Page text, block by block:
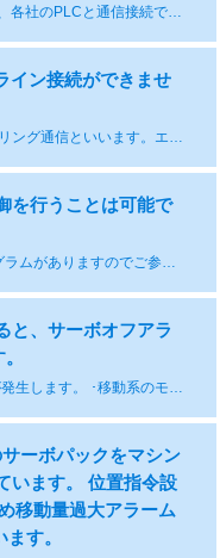
MP2000はEthernet通信を装備しており、各社のPLCと通信接続できます。詳細はEthernet接続ガイド(e-メカに掲載)に記載していますので参照ください。1)CPU搭載のEthernet通信を使用する場合(MP2400/MP2300S/MP2310/CPU-03/CPU-04) 2つの通信方式が選択できます。 ･メッセージ通信 :通信関数を使用(マスタ/スレーブ)します。1局のみ「自動受信」が可能です。 ･IOメッセージ通信:サイクリック通信(マスタ)で、通信関数は不要です。R/Wの2ポートを使用します。 両方式とも各社PLCに対応した通信プロトコルが選択できます。 ･安川電機、MPシリーズ:拡張メモバス ･三菱電機、Qシリーズ :MELSEC(A互換1E)またはMELSEC(QnA互換3E) 注)三菱側Ethernetの動作設定は「RUN中書き込みを許可する」にします。 注)EthernetがQシリーズ内蔵CPUタイプ(Q03UDVCPU)の場合はオープン方式を"MCプロトコル"に設定します。 ･オムロン :OMRON(FINS) ･キーエンス :MELSEC(QnA互換3E) ･横河電機 :MODBUS/TCP ･その他PLC:無手順2)Ethernet通信モジュール(218IF-02)を使用する場合。 メッセージ通信を使用します。(「自動受信」はなし) IOメッセージ通信は使用できません。3)Ethernet通信モジュール(218IF-01)を使用する場合。 メッセージ通信を使用します。MELSEC(QnA互換3E)、OMRON(FINS)は使用できません。 IOメッセージ通信は使用できません。4)PLC以外との接続 ･PCとの接続については、通信マニュアルを参照ください。 ･タッチパネルとの接続はPLCと同様の方法で接続できます。(自動受信が使用できます。)注)データサイズについて プロトコルにより、通信データサイズは変わります。通信マニュアルを参照ください。
イン接続ができませ
MPE720とMP2000の通信をエンジニアリング通信といいます。エンジニアリング通信では、IP番号の設定のみで通信できます。1)接続にあたって、下記を確認ください。･LANケーブルはクロスケーブルを使用しているか。 コントローラとPCを直接接続する場合はクロスケーブルを使用します(注)。 間にHUBを入れる場合は、クロスケーブル/ストレートケーブルどちらも使用可能です。･WINDOWS-7の場合、インターネットプロトコルはVer.4を選択。･パソコンのIP番号は正しく設定されているか。 IPアドレス :192.168. 1. ***(***は1以外の任意の番号) サブネットマスク:255.255.255. 0注)LANポートによってはストレートケーブルも使用できます。2)上記を確認後、セルフコンフィグレーションを実行してください。 通信設定の通信ポートを上記で設定したIPアドレスを選択してオンライン接続してください。
を行うことは可能で
可能です。 マニュアルにサンプルプログラムがありますのでご参照ください。 ■MP2000シリーズの場合 付録B.3(モーションプログラムで速度制御を行う) https://www.e-mechatronics.com/download/manual/download.html?qCategory=%E3%82%B3%E3%83%B3%E3%83%88%E3%83%AD%E3%83%BC%E3%83%A9&qLang=en&qTarget=731 ■MP3000シリーズの場合 付録B.3(モーションプログラムで速度制御を行う) https://www.e-mechatronics.com/download/manual/download.html?qCategory=%E3%82%B3%E3%83%B3%E3%83%88%E3%83%AD%E3%83%BC%E3%83%A9&qLang=en&qTarget=1174
と、サーボオフアラ
下記の場合、「サーボオフ」アラームが発生します。 ･移動系のモーションコマンドを発行状態でサーボオフする。 ･サーボオフ状態で移動系のモーションコマンドを発行する。 移動系モーションコマンドの正しい制御シーケンスは サーボオン→モーションコマンドを発行→モーションコマンドを0(NOP)→サーボオフとなります。
ーボパックをマシン
います。 位置指令設
移動量過大アラーム
す。